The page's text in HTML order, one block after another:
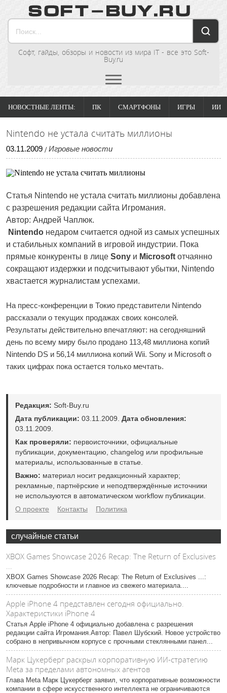
Софт, гайды, обзоры и новости из мира IT - все это Soft-
Buy.ru
НОВОСТНЫЕ ЛЕНТЫ: ПК СМАРТФОНЫ ИГРЫ ИИ
Nintendo не устала считать миллионы
03.11.2009 / Игровые новости
Статья Nintendo не устала считать миллионы добавлена
с разрешения редакции сайта Игромания.
Автор: Андрей Чаплюк.
Nintendo недаром считается одной из самых успешных
и стабильных компаний в игровой индустрии. Пока
прямые конкуренты в лице Sony и Microsoft отчаянно
сокращают издержки и подсчитывают убытки, Nintendo
хвастается журналистам успехами.
На пресс-конференции в Токио представители Nintendo
рассказали о текущих продажах своих консолей.
Результаты действительно впечатляют: на сегодняшний
день по всему миру было продано 113,48 миллиона копий
Nintendo DS и 56,14 миллиона копий Wii. Sony и Microsoft о
таких цифрах пока остается только мечтать.
Редакция: Soft-Buy.ru
Дата публикации: 03.11.2009. Дата обновления:
03.11.2009.
Как проверяли: первоисточники, официальные
публикации, документацию, changelog или профильные
материалы, использованные в статье.
Важно: материал носит редакционный характер;
рекламные, партнёрские и неподтверждённые источники
не используются в автоматическом workflow публикации.
О проекте
Контакты Политика
случайные статьи
XBOX Games Showcase 2026 Recap: The Return of Exclusives
...
XBOX Games Showcase 2026 Recap: The Return of Exclusives ...:
ключевые подробности и главное из свежего материала....
Apple iPhone 4 представлен сегодня официально.
Характеристики iPhone 4
Статья Apple iPhone 4 официально добавлена с разрешения
редакции сайта Игромания.Автор: Павел Шубский. Новое устройство
собрано в непривычном корпусе с прочными стеклянными панел...
Марк Цукерберг раскрыл корпоративную ИИ-стратегию
Meta за пределами автономных агентов
Глава Meta Марк Цукерберг заявил, что корпоративные возможности
компании в сфере искусственного интеллекта не ограничиваются